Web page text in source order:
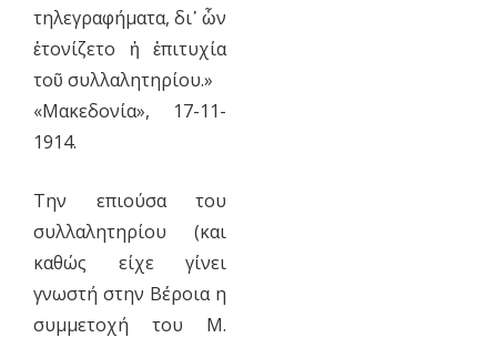
τηλεγραφήματα, δι᾿ ὧν
ἐτονίζετο ἡ ἐπιτυχία
τοῦ συλλαλητηρίου.»
«Μακεδονία», 17-11-
1914.
Την επιούσα του
συλλαλητηρίου (και
καθώς είχε γίνει
γνωστή στην Βέροια η
συμμετοχή του Μ.